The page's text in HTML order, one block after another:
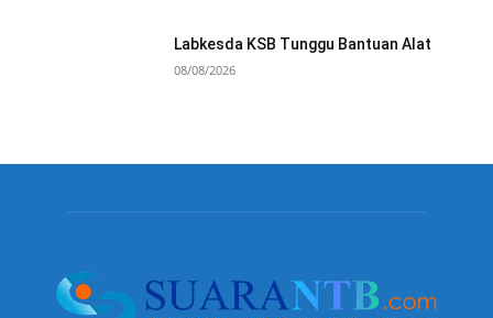
Labkesda KSB Tunggu Bantuan Alat
08/08/2026